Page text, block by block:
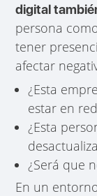
digital
persona
tener
afectar
¿Esta
estar en
¿Esta
¿Será que
En un